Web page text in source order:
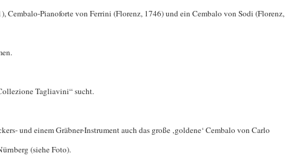
Pianoforte von Ferrini (Florenz, 1746) und ein Cembalo von Sodi (Florenz,
Tagliavini“ sucht.
und einem Gräbner-Instrument auch das große ‚goldene‘ Cembalo von Carlo
(siehe Foto).